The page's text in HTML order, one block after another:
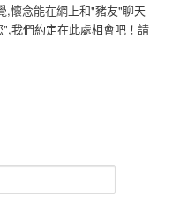
念能在網上和"豬友"聊天
我們約定在此處相會吧！請